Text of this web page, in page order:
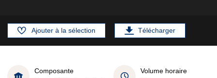
Ajouter à la sélection Télécharger
Composante
Volume horaire